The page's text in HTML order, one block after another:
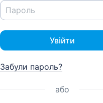
Увійти
Забули пароль?
або